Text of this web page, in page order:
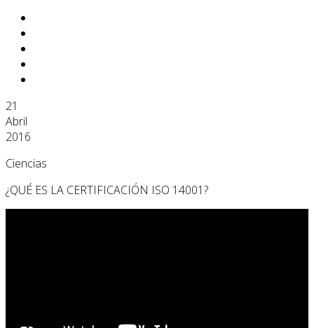
21
Abril
2016
Ciencias
¿QUÉ ES LA CERTIFICACIÓN ISO 14001?